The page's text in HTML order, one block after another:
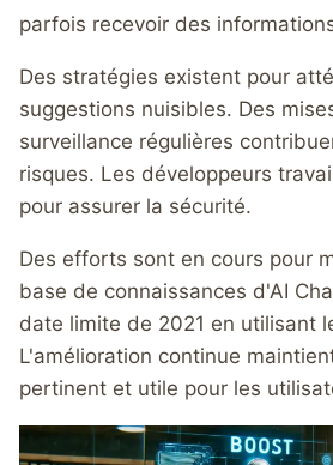
parfois recevoir des
Des stratégies existent pour
suggestions nuisibles. Des
surveillance régulières
risques. Les développeurs
pour assurer la sécurité.
Des efforts sont en cours pour
base de connaissances d'AI
date limite de 2021 en utilisant
L'amélioration continue
pertinent et utile pour les